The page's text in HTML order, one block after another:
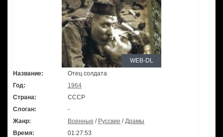
WEB-DL
Название:
Отец солдата
Год:
1964
Страна:
СССР
Слоган:
-
Жанр:
Военные / Русские / Драмы
Время:
01:27:53